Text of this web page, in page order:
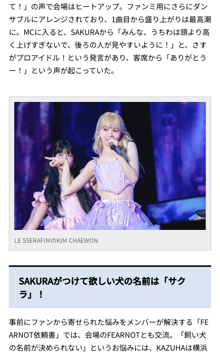
て！」の声で会場はヒートアップ。ファンミ用にさらにダン
サブルにアレンジされており、1曲目から盛り上がりは最高潮
に。MCに入ると、SAKURAから「みんな、うちわは頭より高
く上げすぎないで、後ろの人が見やすいように！」と、さす
がプロアイドル！という発言があり、客席から「ありがとう
ー！」という声が起こっていた。
LE SSERAFIMのKIM CHAEWON
SAKURAがつけて欲しい犬の名前は「サク
ラ」！
事前にファンから寄せられた悩みをメンバーが解決する「FE
ARNOT依頼書」では、会場のFEARNOTとも交流。「飼い犬
の名前が決められない」というお悩みには、KAZUHAは横浜